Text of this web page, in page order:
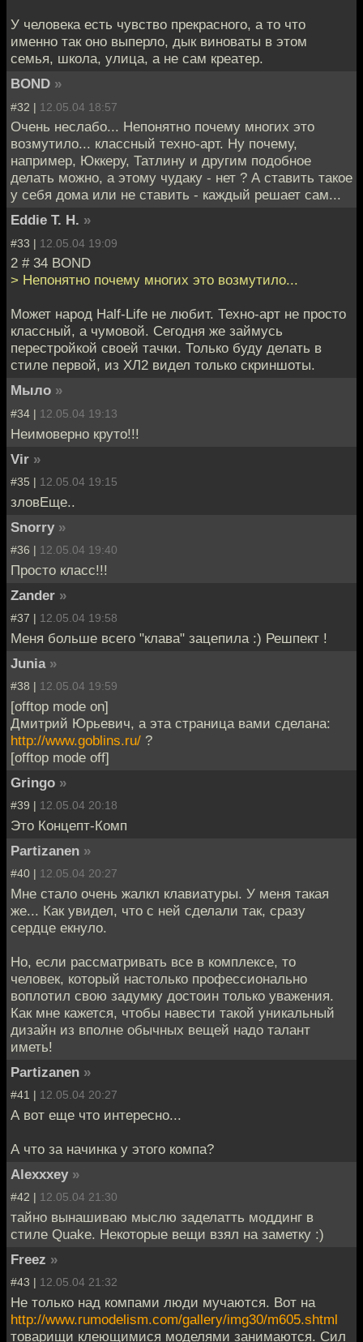
У человека есть чувство прекрасного, а то что
именно так оно выперло, дык виноваты в этом
семья, школа, улица, а не сам креатер.
BOND »
#32 | 12.05.04 18:57
Очень неслабо... Непонятно почему многих это
возмутило... классный техно-арт. Ну почему,
например, Юккеру, Татлину и другим подобное
делать можно, а этому чудаку - нет ? А ставить такое
у себя дома или не ставить - каждый решает сам...
Eddie T. H. »
#33 | 12.05.04 19:09
2 # 34 BOND
> Непонятно почему многих это возмутило...
Может народ Half-Life не любит. Техно-арт не просто
классный, а чумовой. Сегодня же займусь
перестройкой своей тачки. Только буду делать в
стиле первой, из ХЛ2 видел только скриншоты.
Мыло »
#34 | 12.05.04 19:13
Неимоверно круто!!!
Vir »
#35 | 12.05.04 19:15
зловЕще..
Snorry »
#36 | 12.05.04 19:40
Просто класс!!!
Zander »
#37 | 12.05.04 19:58
Меня больше всего "клава" зацепила :) Решпект !
Junia »
#38 | 12.05.04 19:59
[offtop mode on]
Дмитрий Юрьевич, а эта страница вами сделана:
http://www.goblins.ru/ ?
[offtop mode off]
Gringo »
#39 | 12.05.04 20:18
Это Концепт-Комп
Partizanen »
#40 | 12.05.04 20:27
Мне стало очень жалкл клавиатуры. У меня такая
же... Как увидел, что с ней сделали так, сразу
сердце екнуло.
Но, если рассматривать все в комплексе, то
человек, который настолько профессионально
воплотил свою задумку достоин только уважения.
Как мне кажется, чтобы навести такой уникальный
дизайн из вполне обычных вещей надо талант
иметь!
Partizanen »
#41 | 12.05.04 20:27
А вот еще что интересно...
А что за начинка у этого компа?
Alexxxey »
#42 | 12.05.04 21:30
тайно вынашиваю мыслю заделатть моддинг в
стиле Quake. Некоторые вещи взял на заметку :)
Freez »
#43 | 12.05.04 21:32
Не только над компами люди мучаются. Вот на
http://www.rumodelism.com/gallery/img30/m605.shtml
товарищи клеющимися моделями занимаются. Сил